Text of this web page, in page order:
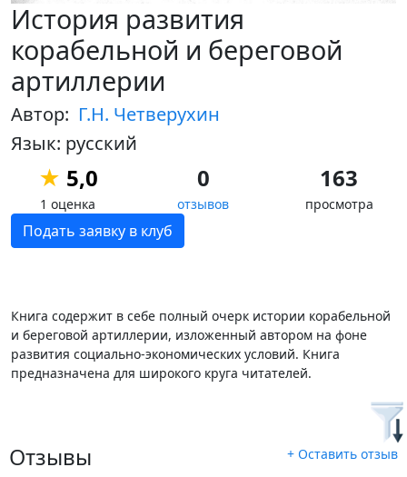
История развития
корабельной и береговой
артиллерии
Автор: Г.Н. Четверухин
Язык: русский
★ 5,0
1 оценка
0
отзывов
163
просмотра
Подать заявку в клуб
Книга содержит в себе полный очерк истории корабельной
и береговой артиллерии, изложенный автором на фоне
развития социально-экономических условий. Книга
предназначена для широкого круга читателей.
Отзывы + Оставить отзыв